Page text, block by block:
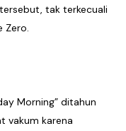
tak terkecuali
Zero.
Morning” ditahun
vakum karena